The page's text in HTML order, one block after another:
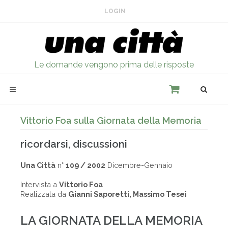
LOGIN
Le domande vengono prima delle risposte
Vittorio Foa sulla Giornata della Memoria
ricordarsi, discussioni
Una Città n° 109 / 2002 Dicembre-Gennaio
Intervista a Vittorio Foa
Realizzata da Gianni Saporetti, Massimo Tesei
LA GIORNATA DELLA MEMORIA